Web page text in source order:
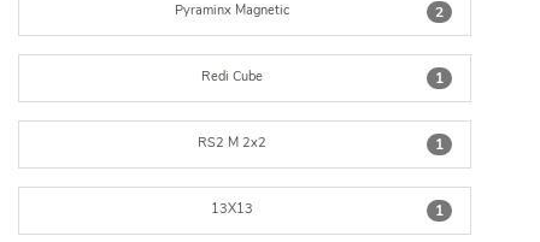
2
Pyraminx Magnetic
1
Redi Cube
1
RS2 M 2x2
1
13X13